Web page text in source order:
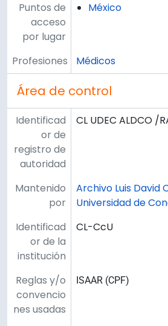
Puntos de
acceso
por lugar
México
Profesiones Médicos
Área de control
Identificad
or de
registro de
autoridad
CL UDEC ALDCO /
Mantenido
por
Archivo Luis David
Universidad de
Identificad
or de la
institución
CL-CcU
Reglas y/o
convencio
nes usadas
ISAAR (CPF)